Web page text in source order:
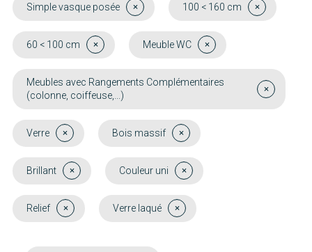
Simple vasque posée 100 < 160 cm
60 < 100 cm Meuble WC
Meubles avec Rangements Complémentaires
(colonne, coiffeuse,...)
Verre Bois massif
Brillant Couleur uni
Relief Verre laqué